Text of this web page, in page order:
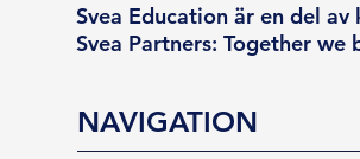
Svea Education är en del av
Svea Partners: Together we
NAVIGATION